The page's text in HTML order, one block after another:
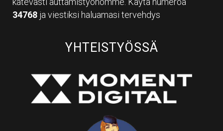
34768 ja viestiksi haluamasi tervehdys
YHTEISTYÖSSÄ